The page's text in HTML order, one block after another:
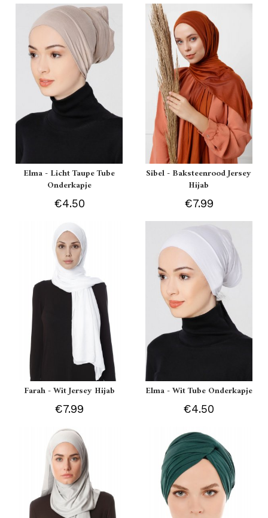
Elma - Licht Taupe Tube
Onderkapje
€4.50
Sibel - Baksteenrood Jersey
Hijab
€7.99
Farah - Wit Jersey Hijab
€7.99
Elma - Wit Tube Onderkapje
€4.50